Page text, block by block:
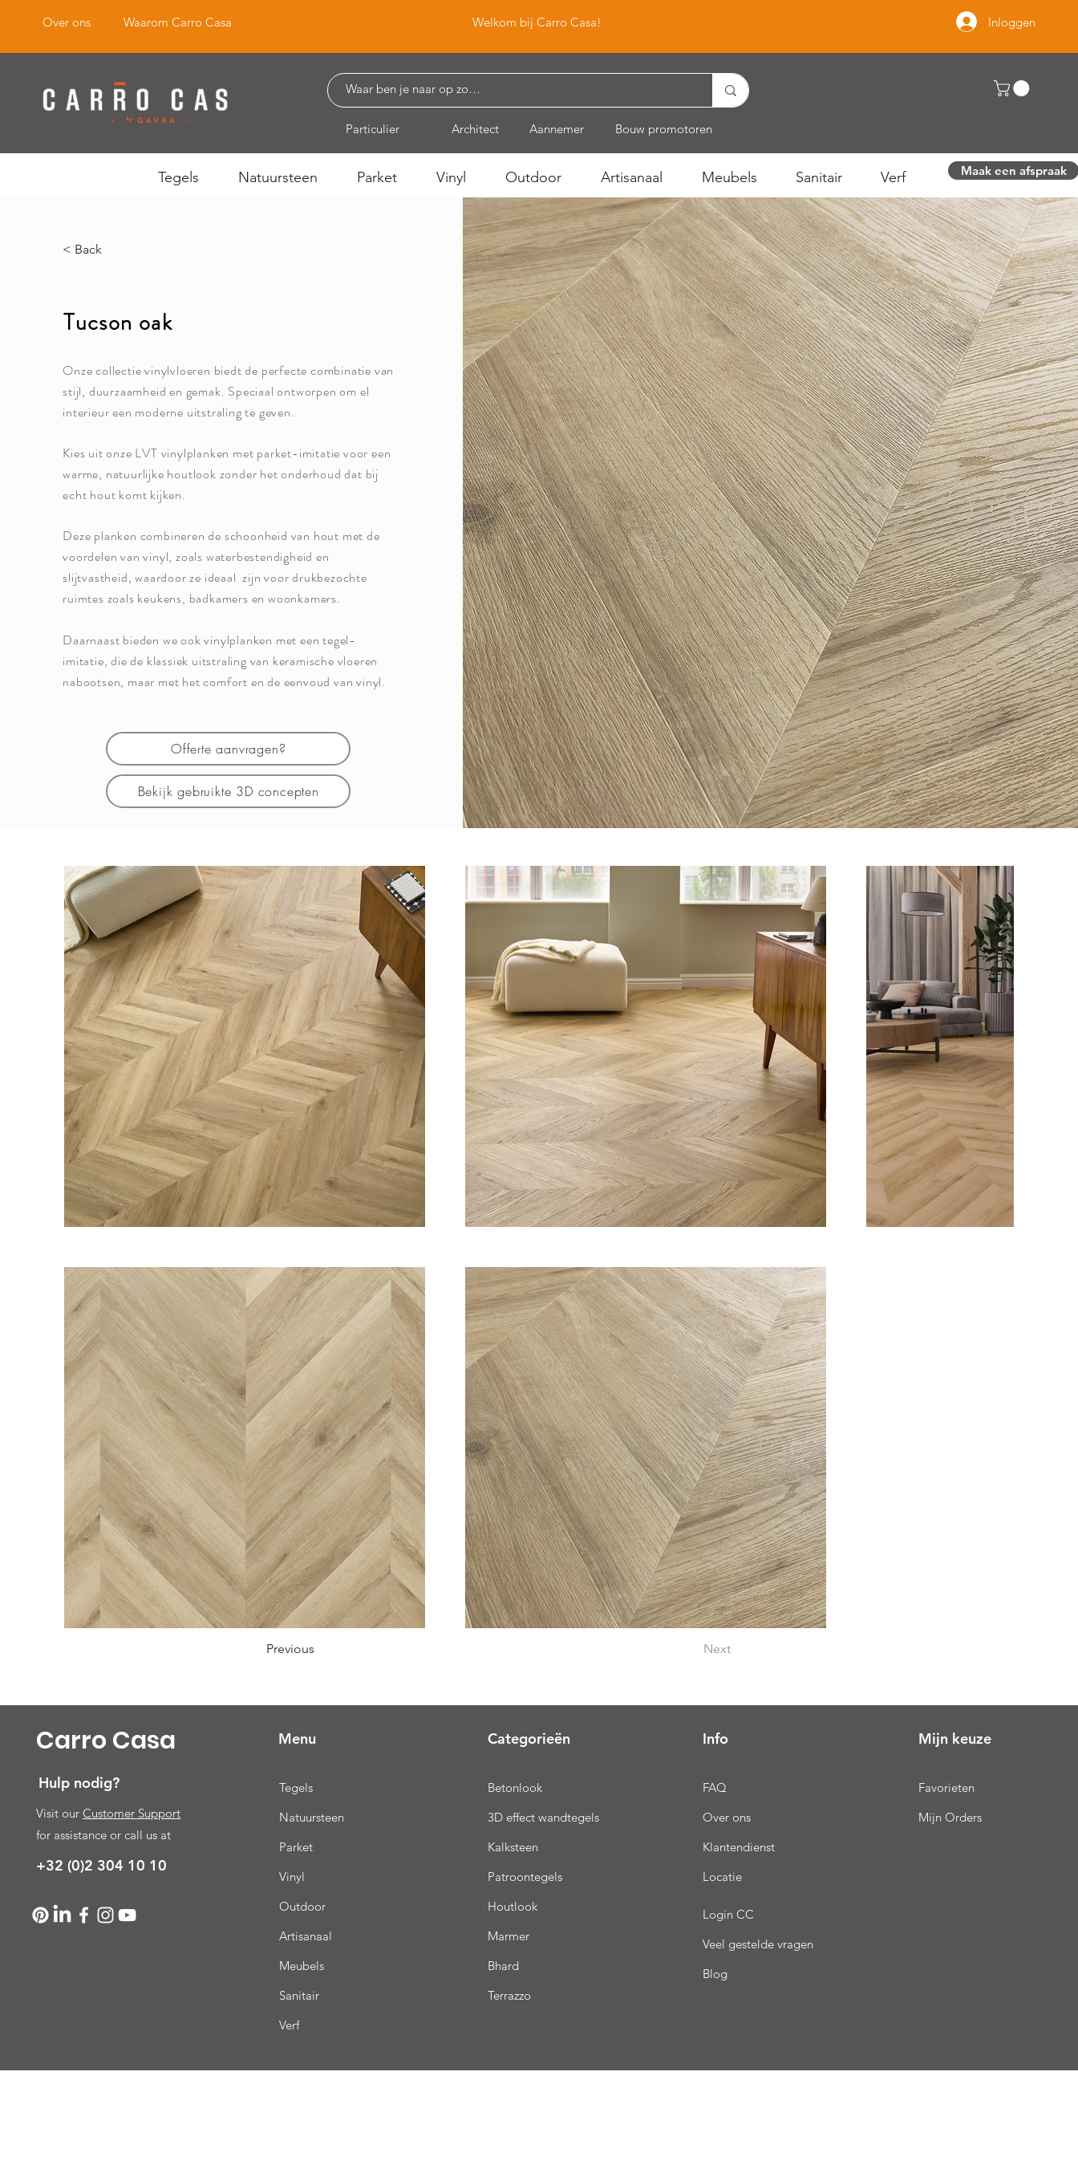
Over ons Waarom Carro Casa Welkom bij Carro Casa! Inloggen
Particulier Architect Aannemer Bouw promotoren
Tegels Natuursteen Parket Vinyl Outdoor Artisanaal Meubels Sanitair Verf Maak een afspraak
< Back
Tucson oak
Onze collectie vinylvloeren biedt de perfecte combinatie van
stijl, duurzaamheid en gemak. Speciaal ontworpen om el
interieur een moderne uitstraling te geven.
Kies uit onze LVT vinylplanken met parket-imitatie voor een
warme, natuurlijke houtlook zonder het onderhoud dat bij
echt hout komt kijken.
Deze planken combineren de schoonheid van hout met de
voordelen van vinyl, zoals waterbestendigheid en
slijtvastheid, waardoor ze ideaal zijn voor drukbezochte
ruimtes zoals keukens, badkamers en woonkamers.
Daarnaast bieden we ook vinylplanken met een tegel-
imitatie, die de klassiek uitstraling van keramische vloeren
nabootsen, maar met het comfort en de eenvoud van vinyl.
Offerte aanvragen?
Bekijk gebruikte 3D concepten
Previous Next
Carro Casa
Hulp nodig?
Visit ourCustomer Support
for assistance or call us at
+32 (0)2 304 10 10
Menu
Tegels
Natuursteen
Parket
Vinyl
Outdoor
Artisanaal
Meubels
Sanitair
Verf
Categorieën
Betonlook
3D effect wandtegels
Kalksteen
Patroontegels
Houtlook
Marmer
Bhard
Terrazzo
Info
FAQ
Over ons
Klantendienst
Locatie
Login CC
Veel gestelde vragen
Blog
Mijn keuze
Favorieten
Mijn Orders